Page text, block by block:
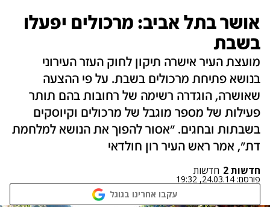
אושר בתל אביב: מרכולים יפעלו
בשבת
מועצת העיר אישרה תיקון לחוק העזר העירוני
בנושא פתיחת מרכולים בשבת. על פי ההצעה
שאושרה, הוגדרה רשימה של רחובות בהם תותר
פעילות של מספר מוגבל של מרכולים וקיוסקים
בשבתות ובחגים. "אסור להפוך את הנושא למלחמת
דת", אמר ראש העיר רון חולדאי
חדשות 2 חדשות
פורסם: 24.03.14, 19:32
עקבו אחרינו בגוגל